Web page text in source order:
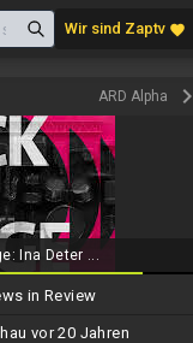
Wir sind Zaptv favorite
ARD Alpha keyboard_arrow_right
Ina Deter ...
in Review
vor 20 Jahren